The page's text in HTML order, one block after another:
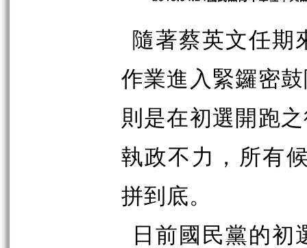
隨著蔡英文任期
作業進入緊鑼密
則是在初選開跑
執政不力，所有
拼到底。
日前國民黨的